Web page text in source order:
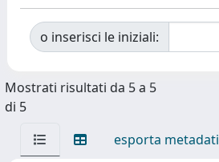
o inserisci le iniziali:
Mostrati risultati da 5 a 5
di 5
esporta metadati